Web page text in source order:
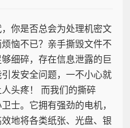
你是否总会为处理机密文
恼不已？亲手撕毁文件不
细碎，存在信息泄露的巨
发安全问题，一不小心就
头疼！ 而我们的撕碎
士。它拥有强劲的电机，
地将各类纸张、光盘、银